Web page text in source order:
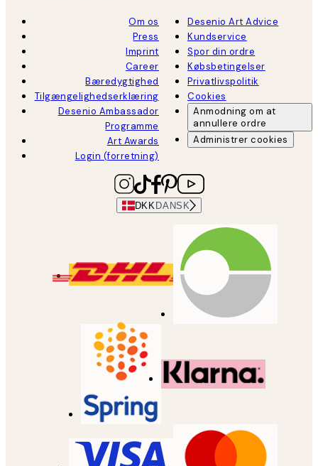
Om os
Press
Imprint
Career
Bæredygtighed
Tilgængelighedserklæring
Desenio Ambassador
Programme
Art Awards
Login (forretning)
Desenio Art Advice
Kundservice
Spor din ordre
Købsbetingelser
Privatlivspolitik
Cookies
Anmodning om at
annullere ordre
Administrer cookies
DKK DANSK